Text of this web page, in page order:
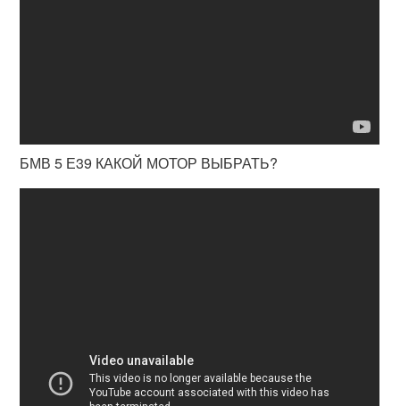
БМВ 5 Е39 КАКОЙ МОТОР ВЫБРАТЬ?